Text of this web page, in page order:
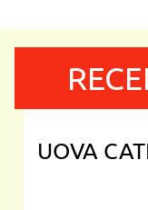
UOVA